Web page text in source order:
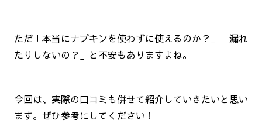
ただ「本当にナプキンを使わずに使えるのか？」「漏れ
たりしないの？」と不安もありますよね。
今回は、実際の口コミも併せて紹介していきたいと思い
ます。ぜひ参考にしてください！